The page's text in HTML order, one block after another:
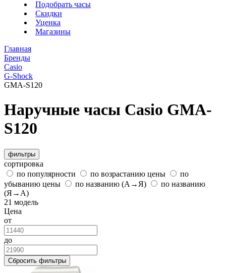
Подобрать часы
Скидки
Уценка
Магазины
Главная
Бренды
Casio
G-Shock
GMA-S120
Наручные часы Casio GMA-
S120
фильтры
сортировка
по популярности
по возрастанию цены
по
убыванию цены
по названию (А→Я)
по названию
(Я→А)
21 модель
Цена
от
до
Сбросить фильтры